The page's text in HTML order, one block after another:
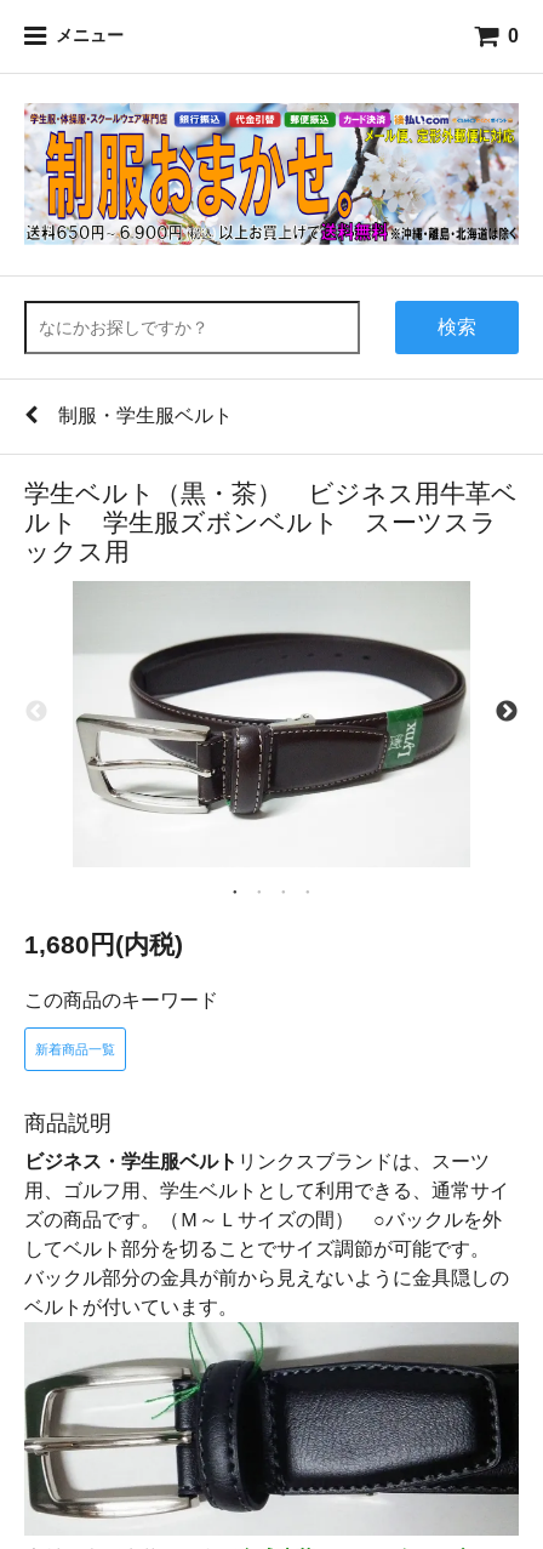
メニュー 0
検索
制服・学生服ベルト
学生ベルト（黒・茶） ビジネス用牛革ベ
ルト 学生服ズボンベルト スーツスラ
ックス用
1,680円(内税)
この商品のキーワード
新着商品一覧
商品説明
ビジネス・学生服ベルト リンクスブランドは、スーツ
用、ゴルフ用、学生ベルトとして利用できる、通常サイ
ズの商品です。（Ｍ～Ｌサイズの間） ○バックルを外
してベルト部分を切ることでサイズ調節が可能です。
バックル部分の金具が前から見えないように金具隠しの
ベルトが付いています。